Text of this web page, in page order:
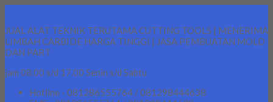
JUAL ALAT TEKNIK TERUTAMA CUTTING TOOLS | MENERIMA
LIMBAH CARBIDE HARGA TINGGI | JASA PEMBUATAN MOLD
DAN PART
jam 08.00 s/d 17.00 Senin s/d Sabtu
Hotline - 081286555764 / 081298444638